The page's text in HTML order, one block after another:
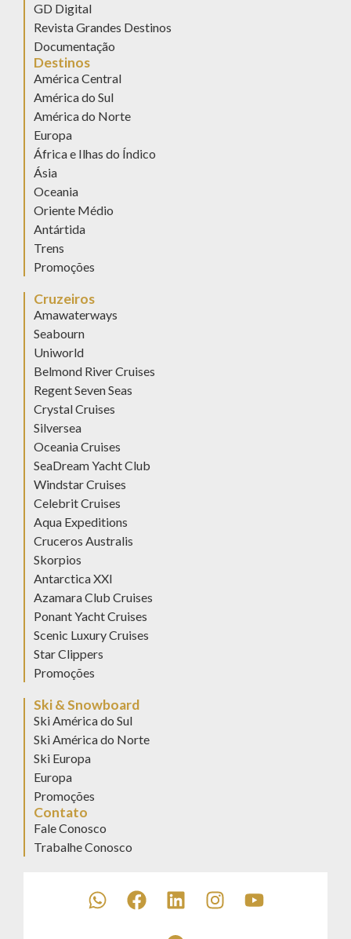
GD Digital
Revista Grandes Destinos
Documentação
Destinos
América Central
América do Sul
América do Norte
Europa
África e Ilhas do Índico
Ásia
Oceania
Oriente Médio
Antártida
Trens
Promoções
Cruzeiros
Amawaterways
Seabourn
Uniworld
Belmond River Cruises
Regent Seven Seas
Crystal Cruises
Silversea
Oceania Cruises
SeaDream Yacht Club
Windstar Cruises
Celebrit Cruises
Aqua Expeditions
Cruceros Australis
Skorpios
Antarctica XXI
Azamara Club Cruises
Ponant Yacht Cruises
Scenic Luxury Cruises
Star Clippers
Promoções
Ski & Snowboard
Ski América do Sul
Ski América do Norte
Ski Europa
Europa
Promoções
Contato
Fale Conosco
Trabalhe Conosco